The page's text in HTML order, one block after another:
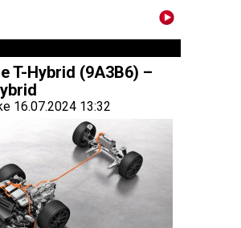
T-Hybrid (9A3B6) –
16.07.2024 13:32